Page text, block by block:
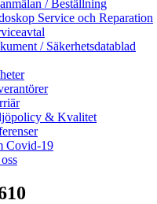
/ Beställning
Service och Reparation
/ Säkerhetsdatablad
& Kvalitet
Covid-19